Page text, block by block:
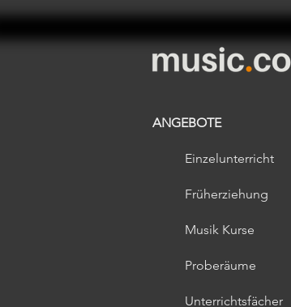
ANGEBOTE
Einzelunterricht
Früherziehung​
Musik Kurse
Proberäume
Unterrichtsfächer